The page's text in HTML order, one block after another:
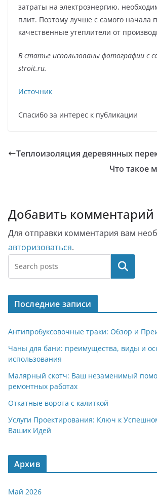
затраты на электроэнергию,
плит. Поэтому лучше с самого начала
качественные утеплители от
В статье использованы фотографии с
stroit.ru.
Источник
Спасибо за интерес к публикации
Теплоизоляция деревянных
Что такое
Добавить комментарий
Для отправки комментария вам
авторизоваться.
Поиск
Последние записи
Антипробуксовочные траки: Обзор и
Чаны для бани: преимущества, виды и
использования
Малярный скотч: Ваш незаменимый
ремонтных работах
Откатные ворота с калиткой
Услуги Проектирования: Ключ к
Ваших Идей
Архив
Май 2026